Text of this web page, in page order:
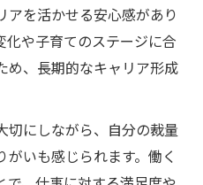
を活かせる安心感があり
化や子育てのステージに合
め、長期的なキャリア形成
切にしながら、自分の裁量
いも感じられます。働く